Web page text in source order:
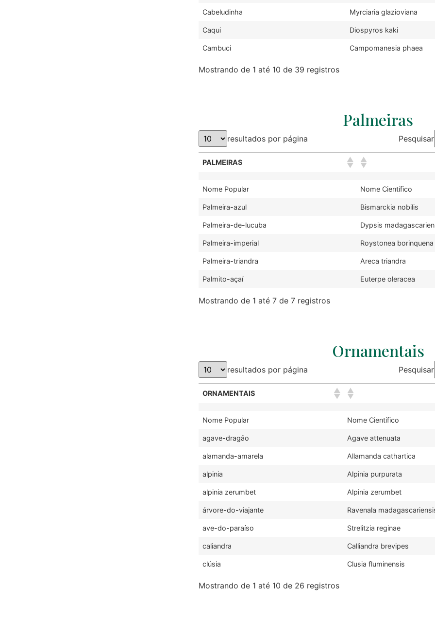
Cabeludinha Myrciaria glazioviana
Caqui Diospyros kaki
Cambuci Campomanesia phaea
Mostrando de 1 até 10 de 39 registros
Palmeiras
resultados por página Pesquisar
PALMEIRAS
Nome Popular Nome Científico
Palmeira-azul Bismarckia nobilis
Palmeira-de-lucuba Dypsis
Palmeira-imperial Roystonea borinquena
Palmeira-triandra Areca triandra
Palmito-açaí Euterpe oleracea
Mostrando de 1 até 7 de 7 registros
Ornamentais
resultados por página Pesquisar
ORNAMENTAIS
Nome Popular Nome Científico
agave-dragão Agave attenuata
alamanda-amarela Allamanda cathartica
alpinia Alpinia purpurata
alpinia zerumbet Alpinia zerumbet
árvore-do-viajante Ravenala
ave-do-paraíso Strelitzia reginae
caliandra Calliandra brevipes
clúsia Clusia fluminensis
Mostrando de 1 até 10 de 26 registros